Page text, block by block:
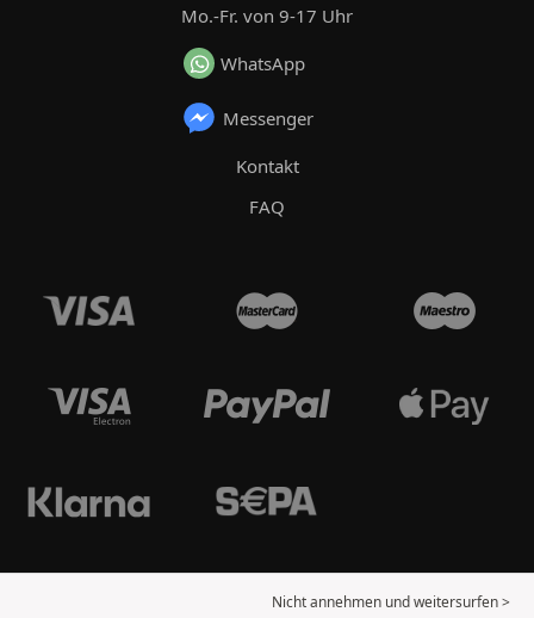
Mo.-Fr. von 9-17 Uhr
WhatsApp
Messenger
Kontakt
FAQ
Nicht annehmen und weitersurfen >